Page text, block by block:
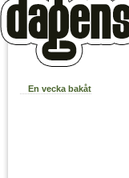
En vecka bakåt